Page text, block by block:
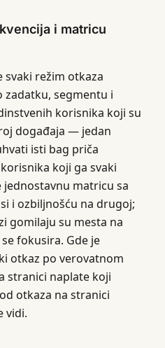
i matricu
svaki režim otkaza
zadatku, segmentu i
korisnika koji su
događaja — jedan
isti bag priča
koji ga svaki
matricu sa
i ozbiljnošću na drugoj;
gomilaju su mesta na
fokusira. Gde je
otkaz po verovatnom
stranici naplate koji
otkaza na stranici
vidi.